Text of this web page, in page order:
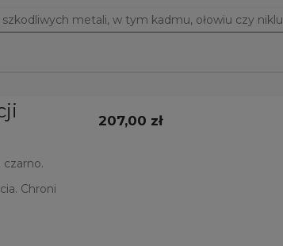
szkodliwych metali, w tym kadmu, ołowiu czy niklu
czarno.
Chroni
207,00 zł